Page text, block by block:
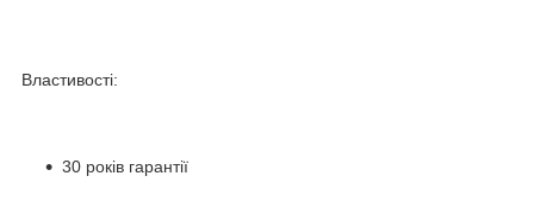
Властивості:
30 років гарантії